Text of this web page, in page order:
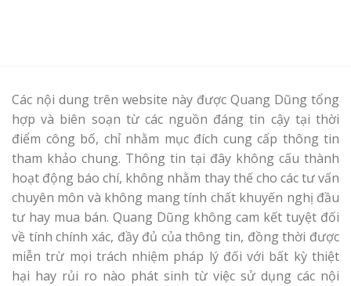
Các nội dung trên website này được Quang Dũng tổng
hợp và biên soạn từ các nguồn đáng tin cậy tại thời
điểm công bố, chỉ nhằm mục đích cung cấp thông tin
tham khảo chung. Thông tin tại đây không cấu thành
hoạt động báo chí, không nhằm thay thế cho các tư vấn
chuyên môn và không mang tính chất khuyến nghị đầu
tư hay mua bán. Quang Dũng không cam kết tuyệt đối
về tính chính xác, đầy đủ của thông tin, đồng thời được
miễn trừ mọi trách nhiệm pháp lý đối với bất kỳ thiệt
hại hay rủi ro nào phát sinh từ việc sử dụng các nội